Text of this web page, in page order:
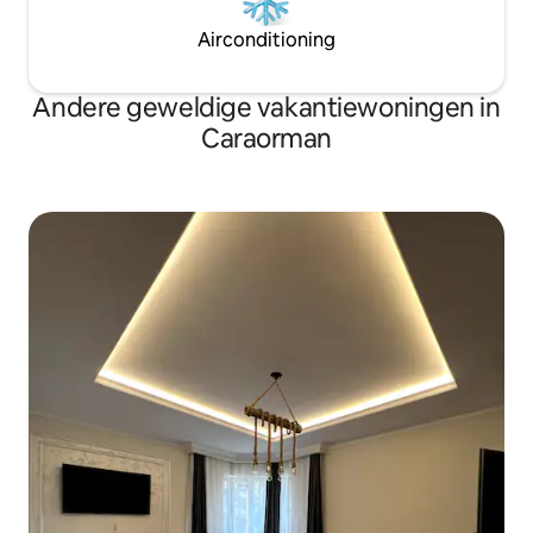
Airconditioning
Andere geweldige vakantiewoningen in
Caraorman